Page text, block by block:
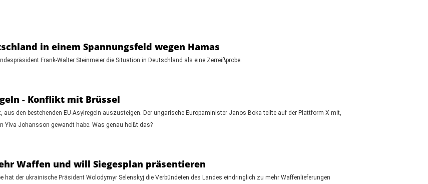
in einem Spannungsfeld wegen Hamas
Frank-Walter Steinmeier die Situation in Deutschland als eine Zerreißprobe.
- Konflikt mit Brüssel
den bestehenden EU-Asylregeln auszusteigen. Der ungarische Europaminister Janos Boka teilte auf der Plattform X mit,
Ylva Johansson gewandt habe. Was genau heißt das?
Waffen und will Siegesplan präsentieren
hat der ukrainische Präsident Wolodymyr Selenskyj die Verbündeten des Landes eindringlich zu mehr Waffenlieferungen